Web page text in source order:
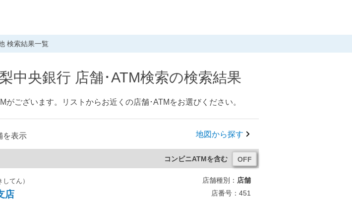
検索結果一覧
中央銀行 店舗･ATM検索の検索結果
ございます。リストからお近くの店舗･ATMをお選びください。
を表示 地図から探す
コンビニATMを含む
してん）
店
店舗種別： 店舗
店番号：451